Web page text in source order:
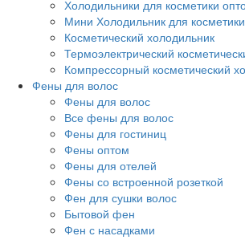
Холодильники для косметики
Мини Холодильник для косметики
Косметический холодильник
Термоэлектрический
Компрессорный косметический
Фены для волос
Фены для волос
Все фены для волос
Фены для гостиниц
Фены оптом
Фены для отелей
Фены со встроенной розеткой
Фен для сушки волос
Бытовой фен
Фен с насадками